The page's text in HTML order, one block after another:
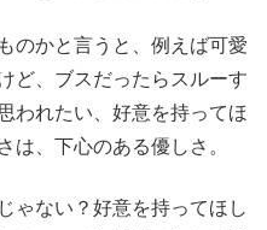
のかと言うと、例えば可愛
ど、ブスだったらスルーす
われたい、好意を持ってほ
は、下心のある優しさ。
ゃない？好意を持ってほし